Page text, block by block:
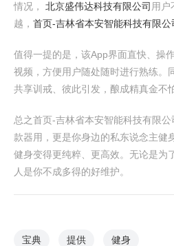
情况， 北京盛伟达科技有限公司 用户
越， 首页-吉林省本安智能科技有限公
值得一提的是，该App界面直快、操
视频，方便用户随处随时进行熟练。
共享训戒、彼此引发，酿成精真金不
总之首页-吉林省本安智能科技有限公
款器用，更是你身边的私东说念主健
健身变得更纯粹、更高效。无论是为
人是你不成多得的好维护。
宝典 提供 健身